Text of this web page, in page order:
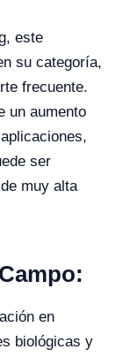
este
su categoría,
frecuente.
un aumento
ser
muy alta
en
biológicas y